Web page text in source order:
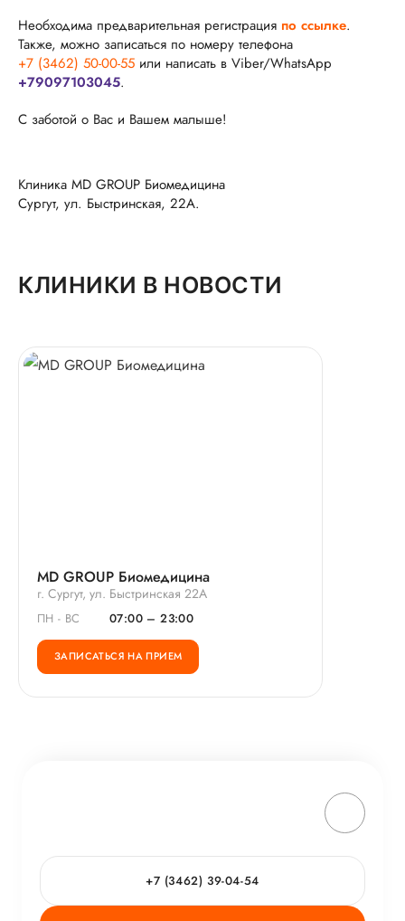
Необходима предварительная регистрация по ссылке.
Также, можно записаться по номеру телефона
+7 (3462) 50-00-55 или написать в Viber/WhatsApp
+79097103045.
С заботой о Вас и Вашем малыше!
Клиника MD GROUP Биомедицина
Сургут, ул. Быстринская, 22А.
КЛИНИКИ В НОВОСТИ
MD GROUP Биомедицина
г. Сургут, ул. Быстринская 22А
ПН - ВС 07:00 – 23:00
ЗАПИСАТЬСЯ НА ПРИЕМ
+7 (3462) 39-04-54